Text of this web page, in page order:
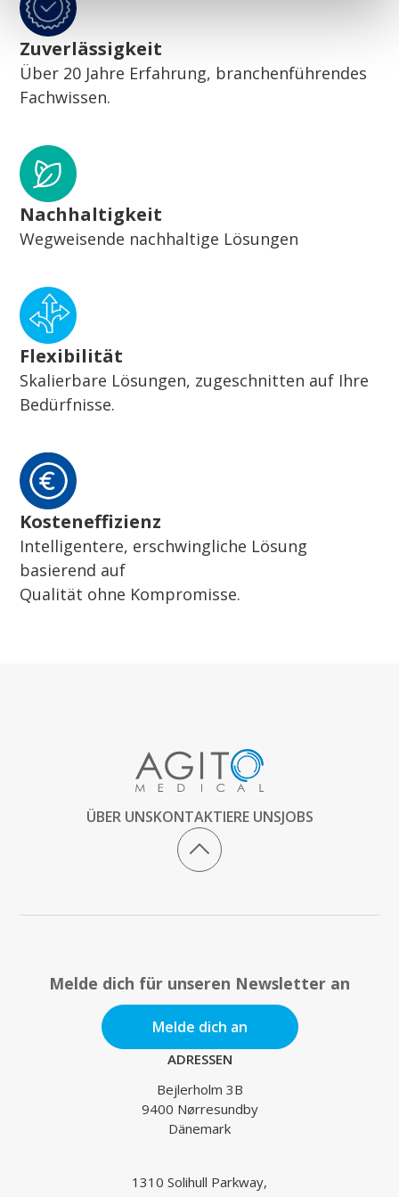
Zuverlässigkeit
Über 20 Jahre Erfahrung, branchenführendes
Fachwissen.
Nachhaltigkeit
Wegweisende nachhaltige Lösungen
Flexibilität
Skalierbare Lösungen, zugeschnitten auf Ihre
Bedürfnisse.
Kosteneffizienz
Intelligentere, erschwingliche Lösung
basierend auf
Qualität ohne Kompromisse.
ÜBER UNSKONTAKTIERE UNSJOBS
Melde dich für unseren Newsletter an
Melde dich an
ADRESSEN
Bejlerholm 3B
9400 Nørresundby
Dänemark
1310 Solihull Parkway,